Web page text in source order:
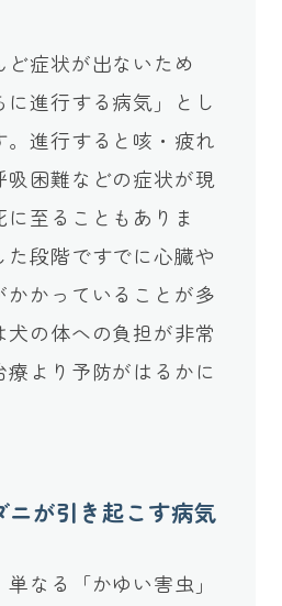
症状が出ないため
に進行する病気」とし
。進行すると咳・疲れ
困難などの症状が現
至ることもありま
段階ですでに心臓や
かっていることが多
犬の体への負担が非常
より予防がはるかに
が引き起こす病気
なる「かゆい害虫」